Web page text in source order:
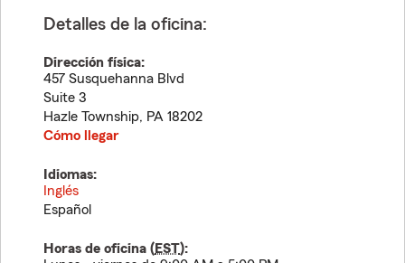
Detalles de la oficina:
Dirección física:
457 Susquehanna Blvd
Suite 3
Hazle Township, PA 18202
Cómo llegar
Idiomas:
Inglés
Español
Horas de oficina (EST):